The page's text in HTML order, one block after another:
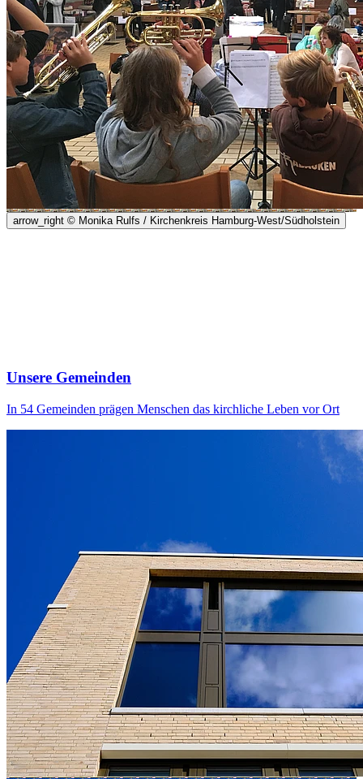
arrow_right © Monika Rulfs / Kirchenkreis Hamburg-West/Südholstein
Unsere Gemeinden
In 54 Gemeinden prägen Menschen das kirchliche Leben vor Ort